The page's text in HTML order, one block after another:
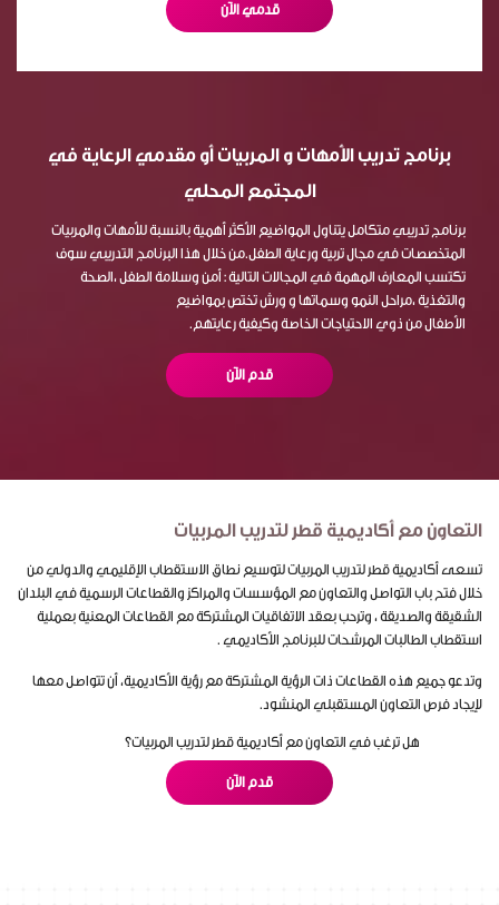
قدمي الآن
برنامج تدريب الأمهات و المربيات أو مقدمي الرعاية في
المجتمع المحلي
برنامج تدريبي متكامل يتناول المواضيع الأكثر أهمية بالنسبة للأمهات والمربيات
المتخصصات في مجال تربية ورعاية الطفل.من خلال هذا البرنامج التدريبي سوف
تكتسب المعارف المهمة في المجالات التالية : أمن وسلامة الطفل ،الصحة
والتغذية ،مراحل النمو وسماتها و ورش تختص بمواضيع
الأطفال من ذوي الاحتياجات الخاصة وكيفية رعايتهم.
قدم الآن
التعاون مع أكاديمية قطر لتدريب المربيات
تسعى أكاديمية قطر لتدريب المربيات لتوسيع نطاق الاستقطاب الإقليمي والدولي من
خلال فتح باب التواصل والتعاون مع المؤسسات والمراكز والقطاعات الرسمية في البلدان
الشقيقة والصديقة ، وترحب بعقد الاتفاقيات المشتركة مع القطاعات المعنية بعملية
استقطاب الطالبات المرشحات للبرنامج الأكاديمي .
وتدعو جميع هذه القطاعات ذات الرؤية المشتركة مع رؤية الأكاديمية، أن تتواصل معها
لإيجاد فرص التعاون المستقبلي المنشود.
هل ترغب في التعاون مع أكاديمية قطر لتدريب المربيات؟
قدم الآن